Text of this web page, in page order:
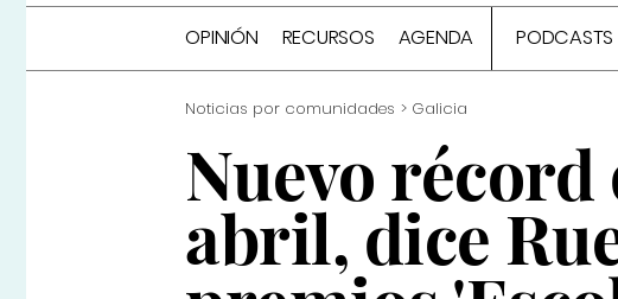
OPINIÓN RECURSOS AGENDA PODCASTS
Noticias por comunidades Galicia
Nuevo
abril, dice